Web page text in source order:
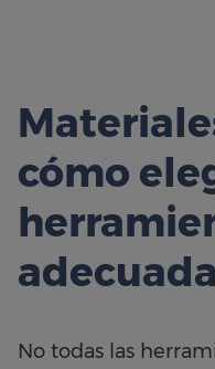
cómo
adecuada
No todas las